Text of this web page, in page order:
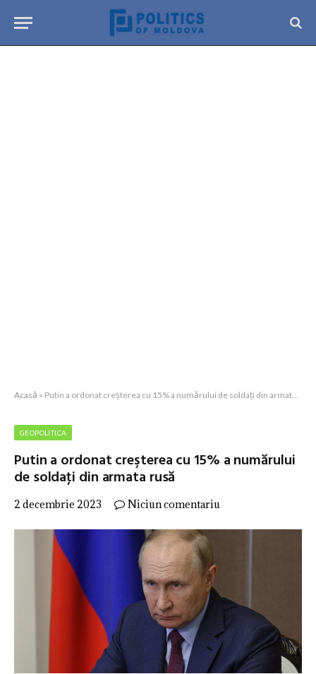
Acasă » Putin a ordonat creşterea cu 15% a numărului de soldaţi din armata rusă
GEOPOLITICA
Putin a ordonat creşterea cu 15% a numărului
de soldaţi din armata rusă
2 decembrie 2023 Niciun comentariu